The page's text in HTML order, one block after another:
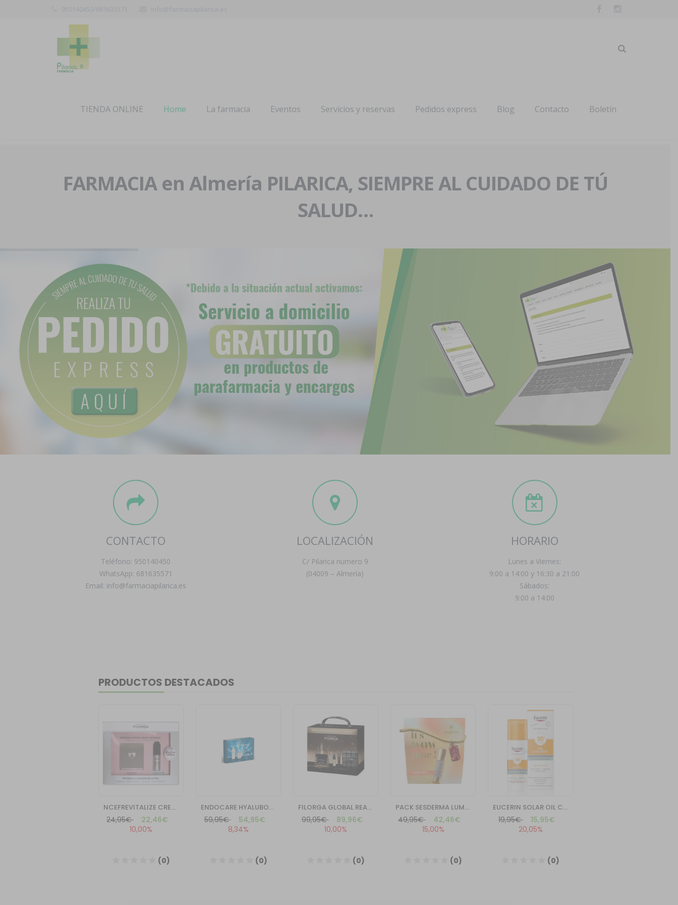
TIENDA ONLINE Home La farmacia Eventos Servicios y reservas Pedidos express Blog Contacto Boletín
FARMACIA en Almería PILARICA, SIEMPRE AL CUIDADO DE TÚ
SALUD…
CONTACTO
Teléfono: 950140450
WhatsApp: 681635571
Email: info@farmaciapilarica.es
LOCALIZACIÓN
C/ Pilarica numero 9
(04009 – Almería)
HORARIO
Lunes a Viernes:
9:00 a 14:00 y 16:30 a 21:00
Sábados:
9:00 a 14:00